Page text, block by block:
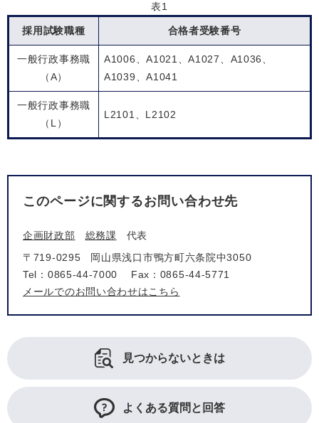
表1
採用試験職種 合格者受験番号
一般行政事務職
（A）
A1006、A1021、A1027、A1036、
A1039、A1041
一般行政事務職
（L）
L2101、L2102
このページに関するお問い合わせ先
企画財政部 総務課
代表
〒719-0295
岡山県浅口市鴨方町六条院中3050
Tel：0865-44-7000
Fax：0865-44-5771
メールでのお問い合わせはこちら
見つからないときは
よくある質問と回答